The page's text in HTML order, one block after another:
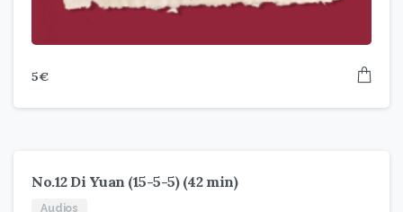
5€
No.12 Di Yuan (15-5-5) (42 min)
Audios